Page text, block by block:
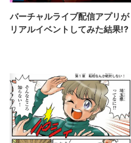
バーチャルライブ配信アプリが
リアルイベントしてみた結果!?